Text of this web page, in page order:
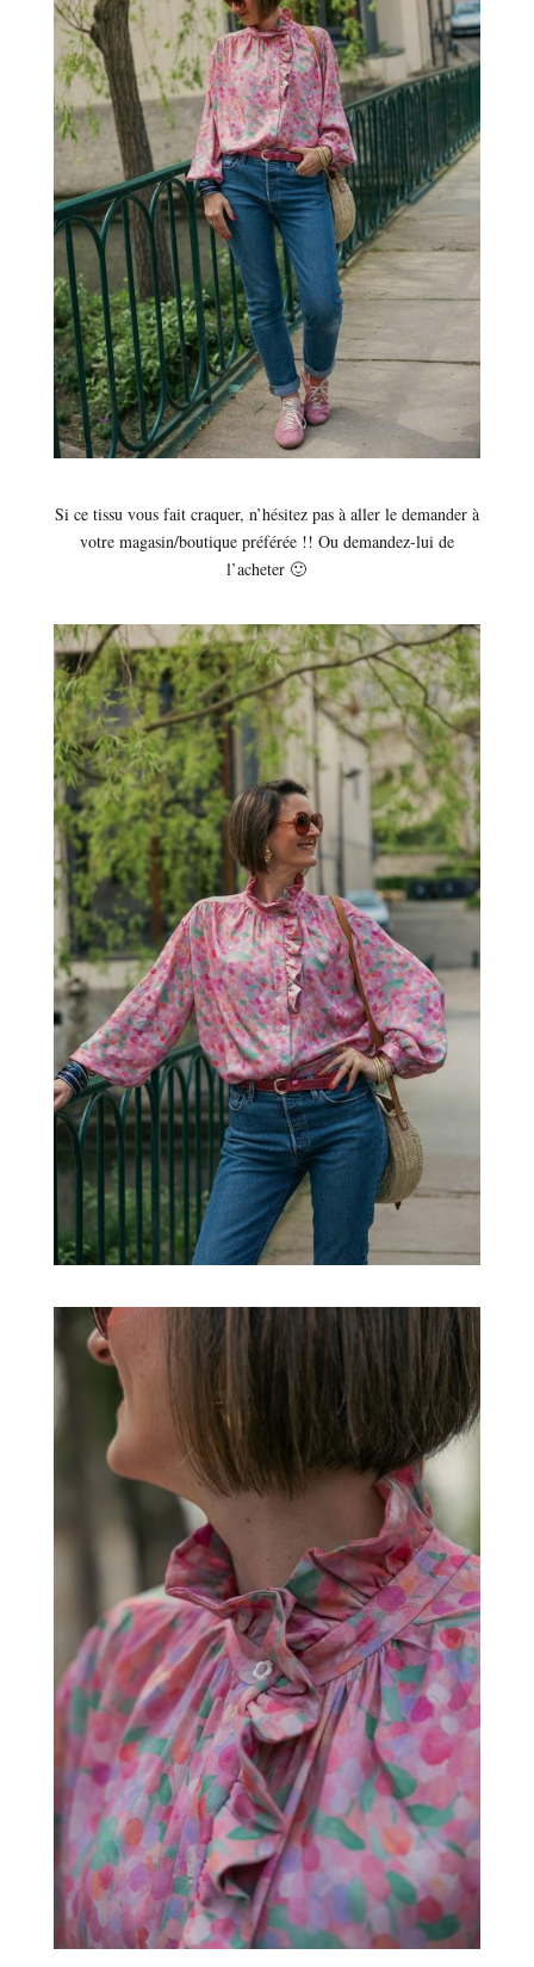
Si ce tissu vous fait craquer, n’hésitez pas à aller le demander à
votre magasin/boutique préférée !! Ou demandez-lui de
l’acheter 🙂